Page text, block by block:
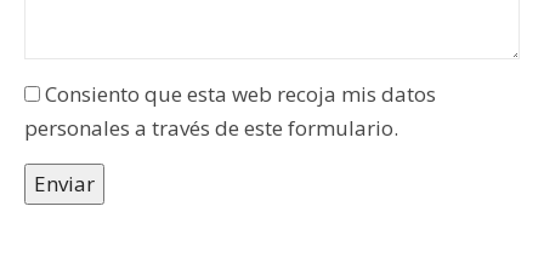
Consiento que esta web recoja mis datos
personales a través de este formulario.
Enviar